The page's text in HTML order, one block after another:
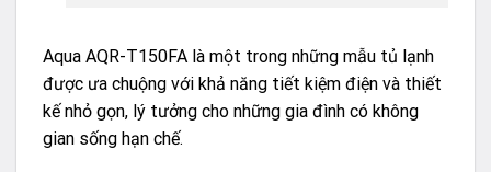
Aqua AQR-T150FA là một trong những mẫu tủ lạnh
được ưa chuộng với khả năng tiết kiệm điện và thiết
kế nhỏ gọn, lý tưởng cho những gia đình có không
gian sống hạn chế.